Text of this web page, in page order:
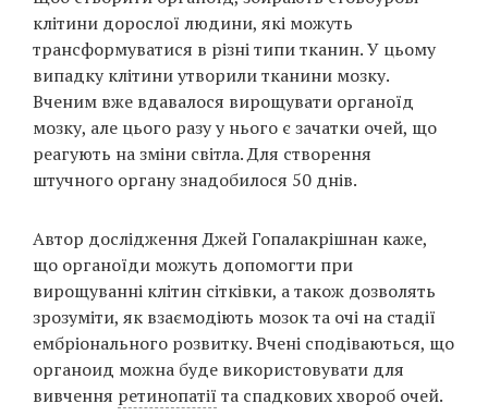
клітини дорослої людини, які можуть
трансформуватися в різні типи тканин. У цьому
випадку клітини утворили тканини мозку.
Вченим вже вдавалося вирощувати органоїд
мозку, але цього разу у нього є зачатки очей, що
реагують на зміни світла. Для створення
штучного органу знадобилося 50 днів.
Автор дослідження Джей Гопалакрішнан каже,
що органоїди можуть допомогти при
вирощуванні клітин сітківки, а також дозволять
зрозуміти, як взаємодіють мозок та очі на стадії
ембріонального розвитку. Вчені сподіваються, що
органоид можна буде використовувати для
вивчення ретинопатії та спадкових хвороб очей.